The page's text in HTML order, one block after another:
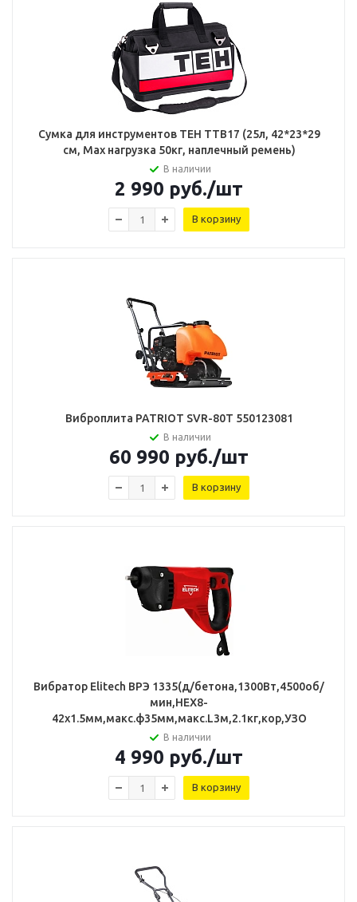
Сумка для инструментов TEH TTB17 (25л, 42*23*29
см, Мах нагрузка 50кг, наплечный ремень)
В наличии
2 990 руб./шт
В корзину
Виброплита PATRIOT SVR-80T 550123081
В наличии
60 990 руб./шт
В корзину
Вибратор Elitech ВРЭ 1335(д/бетона,1300Вт,4500об/
мин,НЕХ8-
42х1.5мм,макс.ф35мм,макс.L3м,2.1кг,кор,УЗО
В наличии
4 990 руб./шт
В корзину